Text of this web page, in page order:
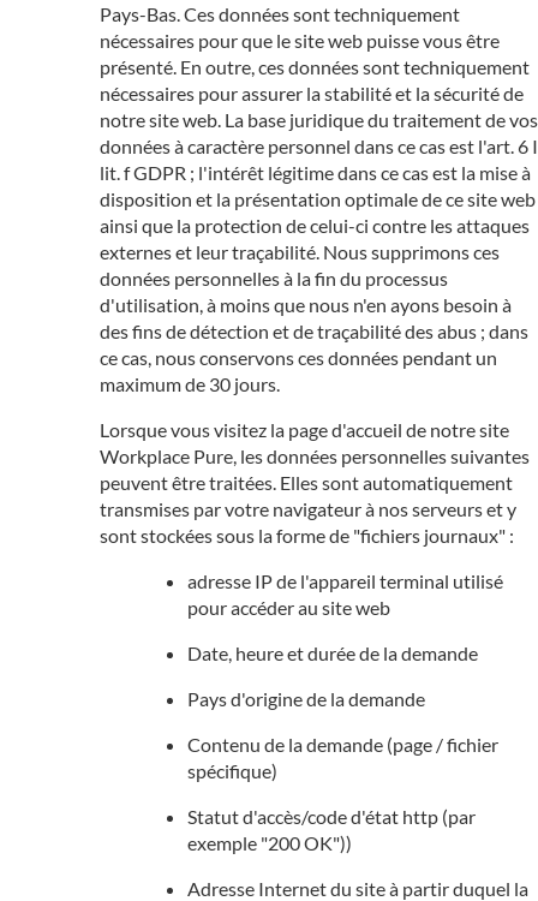
Pays-Bas. Ces données sont techniquement
nécessaires pour que le site web puisse vous être
présenté. En outre, ces données sont techniquement
nécessaires pour assurer la stabilité et la sécurité de
notre site web. La base juridique du traitement de vos
données à caractère personnel dans ce cas est l'art. 6 I
lit. f GDPR ; l'intérêt légitime dans ce cas est la mise à
disposition et la présentation optimale de ce site web
ainsi que la protection de celui-ci contre les attaques
externes et leur traçabilité. Nous supprimons ces
données personnelles à la fin du processus
d'utilisation, à moins que nous n'en ayons besoin à
des fins de détection et de traçabilité des abus ; dans
ce cas, nous conservons ces données pendant un
maximum de 30 jours.
Lorsque vous visitez la page d'accueil de notre site
Workplace Pure, les données personnelles suivantes
peuvent être traitées. Elles sont automatiquement
transmises par votre navigateur à nos serveurs et y
sont stockées sous la forme de "fichiers journaux" :
adresse IP de l'appareil terminal utilisé
pour accéder au site web
Date, heure et durée de la demande
Pays d'origine de la demande
Contenu de la demande (page / fichier
spécifique)
Statut d'accès/code d'état http (par
exemple "200 OK"))
Adresse Internet du site à partir duquel la